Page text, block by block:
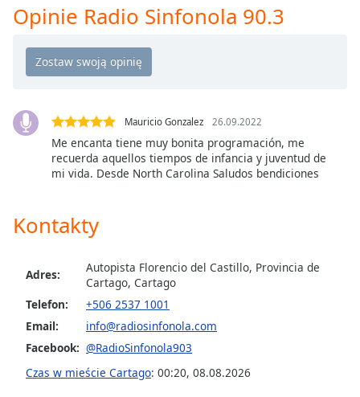
Chapters
Chapters
Descriptions
off
,
selected
settings,
opens
settings
subtitles
off,
selected
Audio
Opinie Radio Sinfonola 90.3
Mauricio Gonzalez 26.09.2022
Me encanta tiene muy bonita programación, me
recuerda aquellos tiempos de infancia y juventud de
mi vida. Desde North Carolina Saludos bendiciones
Kontakty
Adres:
Autopista Florencio del Castillo, Provincia de
Cartago, Cartago
Telefon:
+506 2537 1001
Email:
info@radiosinfonola.com
Facebook: @RadioSinfonola903
Czas w mieście Cartago: 00:20, 08.08.2026